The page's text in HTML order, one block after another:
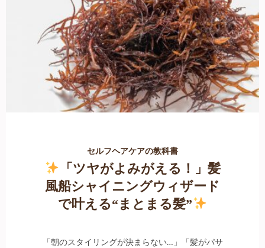
セルフヘアケアの教科書
「ツヤがよみがえる！」髪
風船シャイニングウィザード
で叶える“まとまる髪”
「朝のスタイリングが決まらない…」「髪がパサ